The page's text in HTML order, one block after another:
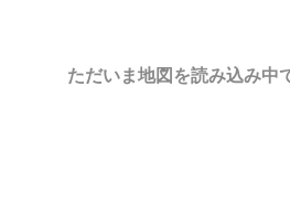
ただいま地図を読み込み中